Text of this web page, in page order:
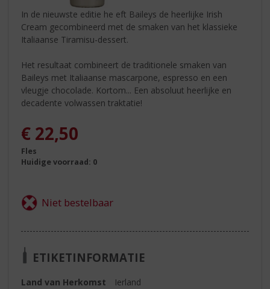
In de nieuwste editie he eft Baileys de heerlijke Irish
Cream gecombineerd met de smaken van het klassieke
Italiaanse Tiramisu-dessert.
Het resultaat combineert de traditionele smaken van
Baileys met Italiaanse mascarpone, espresso en een
vleugje chocolade. Kortom... Een absoluut heerlijke en
decadente volwassen traktatie!
€ 22,50
Fles
Huidige voorraad: 0
ETIKETINFORMATIE
Land van Herkomst
Ierland